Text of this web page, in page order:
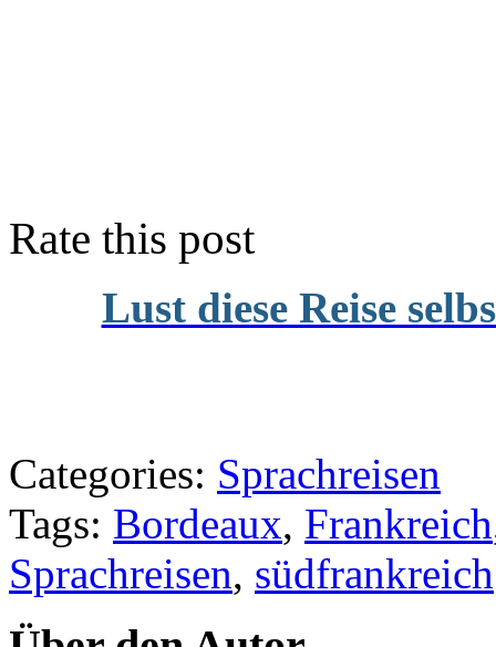
Rate this post
Lust diese Reise
Categories: Sprachreisen
Tags: Bordeaux, Frankreich
Sprachreisen, südfrankreich